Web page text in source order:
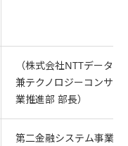
（株式会社NTTデータ
兼テクノロジーコンサル
業推進部 部長）
第二金融システム事業本